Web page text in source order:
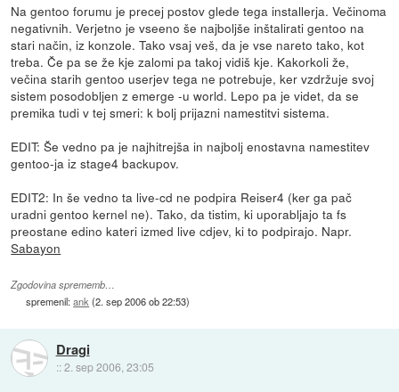
Na gentoo forumu je precej postov glede tega installerja. Večinoma
negativnih. Verjetno je vseeno še najboljše inštalirati gentoo na
stari način, iz konzole. Tako vsaj veš, da je vse nareto tako, kot
treba. Če pa se že kje zalomi pa takoj vidiš kje. Kakorkoli že,
večina starih gentoo userjev tega ne potrebuje, ker vzdržuje svoj
sistem posodobljen z emerge -u world. Lepo pa je videt, da se
premika tudi v tej smeri: k bolj prijazni namestitvi sistema.
EDIT: Še vedno pa je najhitrejša in najbolj enostavna namestitev
gentoo-ja iz stage4 backupov.
EDIT2: In še vedno ta live-cd ne podpira Reiser4 (ker ga pač
uradni gentoo kernel ne). Tako, da tistim, ki uporabljajo ta fs
preostane edino kateri izmed live cdjev, ki to podpirajo. Napr.
Sabayon
Zgodovina sprememb…
spremenil:ank (2. sep 2006 ob 22:53)
Dragi
::2. sep 2006, 23:05